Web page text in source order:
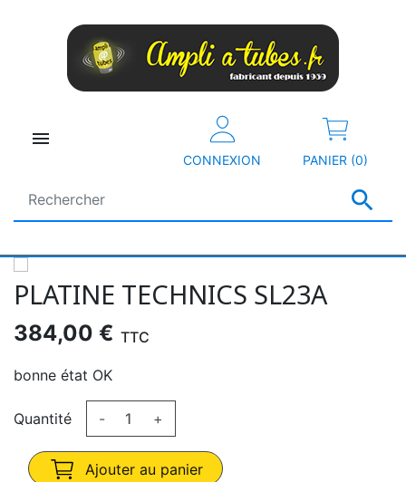


CONNEXION PANIER (0)
PLATINE TECHNICS SL23A
384,00 € TTC
bonne état OK
Quantité - +
Ajouter au panier